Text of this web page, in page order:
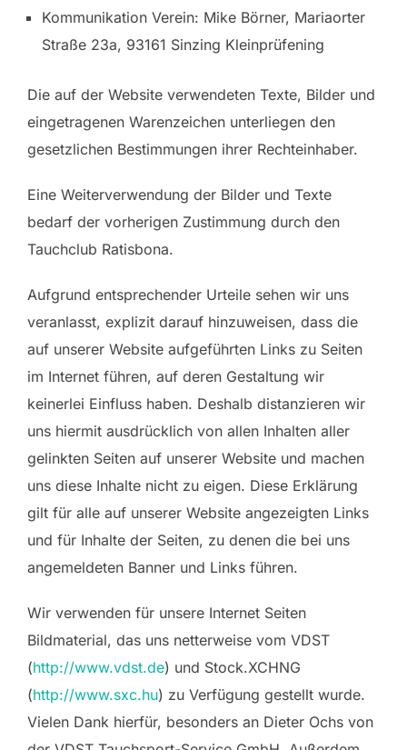
Kommunikation Verein: Mike Börner, Mariaorter
Straße 23a, 93161 Sinzing Kleinprüfening
Die auf der Website verwendeten Texte, Bilder und
eingetragenen Warenzeichen unterliegen den
gesetzlichen Bestimmungen ihrer Rechteinhaber.
Eine Weiterverwendung der Bilder und Texte
bedarf der vorherigen Zustimmung durch den
Tauchclub Ratisbona.
Aufgrund entsprechender Urteile sehen wir uns
veranlasst, explizit darauf hinzuweisen, dass die
auf unserer Website aufgeführten Links zu Seiten
im Internet führen, auf deren Gestaltung wir
keinerlei Einfluss haben. Deshalb distanzieren wir
uns hiermit ausdrücklich von allen Inhalten aller
gelinkten Seiten auf unserer Website und machen
uns diese Inhalte nicht zu eigen. Diese Erklärung
gilt für alle auf unserer Website angezeigten Links
und für Inhalte der Seiten, zu denen die bei uns
angemeldeten Banner und Links führen.
Wir verwenden für unsere Internet Seiten
Bildmaterial, das uns netterweise vom VDST
(http://www.vdst.de) und Stock.XCHNG
(http://www.sxc.hu) zu Verfügung gestellt wurde.
Vielen Dank hierfür, besonders an Dieter Ochs von